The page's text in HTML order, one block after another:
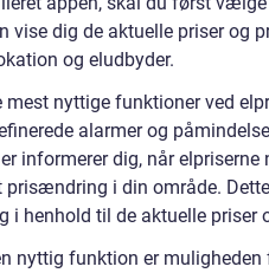
vise dig de aktuelle priser og
og eludbyder.
mest nyttige funktioner ved
alarmer og
informerer dig, når
prisændring i din område.
i henhold til de aktuelle priser
nyttig funktion er